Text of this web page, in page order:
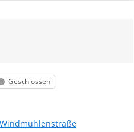
Status
Geschlossen